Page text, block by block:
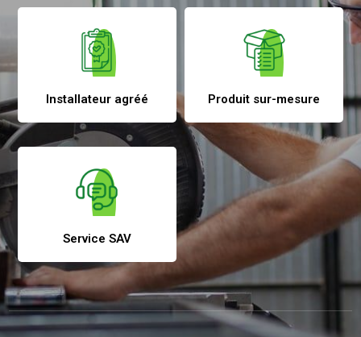
Installateur agréé Produit sur-mesure
Service SAV